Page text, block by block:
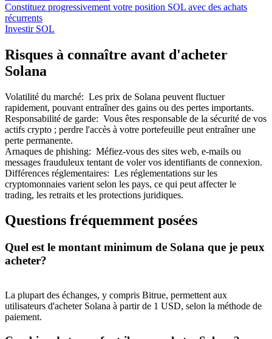
Constituez progressivement votre position SOL avec des achats
récurrents
Investir SOL
Risques à connaître avant d'acheter
Solana
Volatilité du marché: Les prix de Solana peuvent fluctuer
rapidement, pouvant entraîner des gains ou des pertes importants.
Responsabilité de garde: Vous êtes responsable de la sécurité de vos
actifs crypto ; perdre l'accès à votre portefeuille peut entraîner une
perte permanente.
Arnaques de phishing: Méfiez-vous des sites web, e-mails ou
messages frauduleux tentant de voler vos identifiants de connexion.
Différences réglementaires: Les réglementations sur les
cryptomonnaies varient selon les pays, ce qui peut affecter le
trading, les retraits et les protections juridiques.
Questions fréquemment posées
Quel est le montant minimum de Solana que je peux
acheter?
La plupart des échanges, y compris Bitrue, permettent aux
utilisateurs d'acheter Solana à partir de 1 USD, selon la méthode de
paiement.